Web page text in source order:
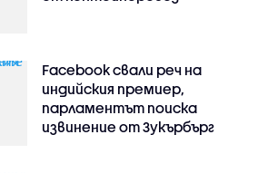
Facebook свали реч на
индийския премиер,
парламентът поиска
извинение от Зукърбърг